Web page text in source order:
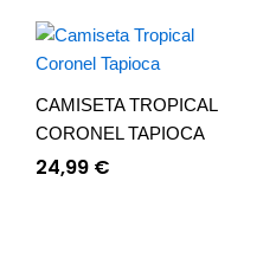
CAMISETA TROPICAL
CORONEL TAPIOCA
24,99 €